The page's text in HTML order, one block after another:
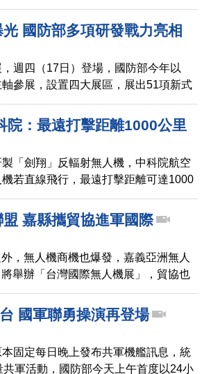
度，這4人已全遭汰除。
國防部多項研發戰力亮相
週四（17日）登場，國防部今年以
軸參展，設置四大展區，展出51項新式
多管火箭外，也展示國防自主研發實
院：最遠打擊距離1000公里
「劍翔」反輻射無人機，中科院航空
若直線飛行，最遠打擊距離可達1000
公里左右。
嘉縣攜貿協進軍國際
，無人機商機也爆發，嘉義亞洲無人
舉辦「台灣國際無人機展」，貿協也
際合作。
國軍聯勇操演再登場
固定每日晚上發布共軍機艦訊息，統
軍活動，國防部今天上午首度以24小